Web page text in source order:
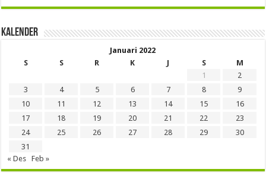
Kalender
Januari 2022
S
S R K J S
M
1
2
3
4 5 6 7 8
9
10
11 12 13 14 15
16
17
18 19 20 21 22
23
24
25 26 27 28 29
30
31
« Des
Feb »